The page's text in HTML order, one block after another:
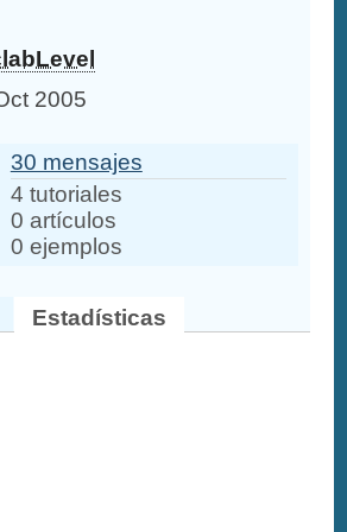
2005
30 mensajes
4 tutoriales
0 artículos
0 ejemplos
Estadísticas